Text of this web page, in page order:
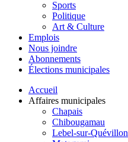
Sports
Politique
Art & Culture
Emplois
Nous joindre
Abonnements
Élections municipales
Accueil
Affaires municipales
Chapais
Chibougamau
Lebel-sur-Quévillon